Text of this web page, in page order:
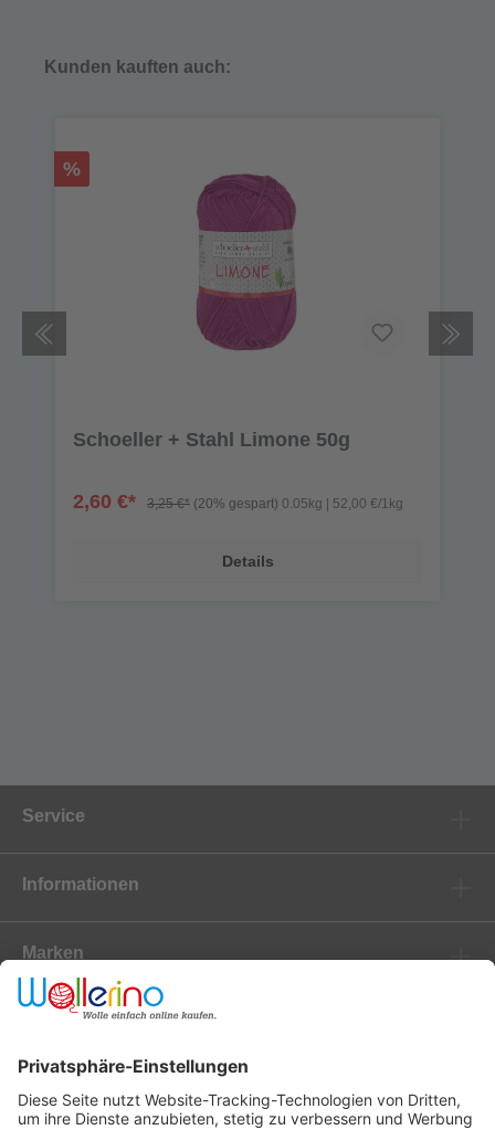
Kunden kauften auch:
%
Schoeller + Stahl Limone 50g
2,60 €* 3,25 €* (20% gespart) 0.05kg | 52,00 €/1kg
Details
Service
Informationen
Marken
Newsletter